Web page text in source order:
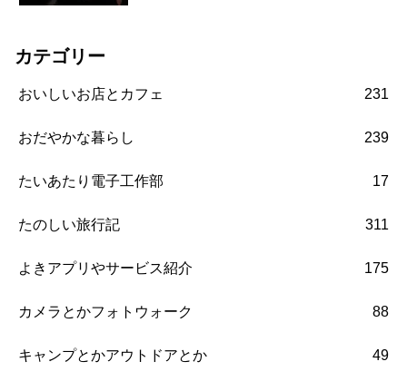
カテゴリー
おいしいお店とカフェ 231
おだやかな暮らし 239
たいあたり電子工作部 17
たのしい旅行記 311
よきアプリやサービス紹介 175
カメラとかフォトウォーク 88
キャンプとかアウトドアとか 49